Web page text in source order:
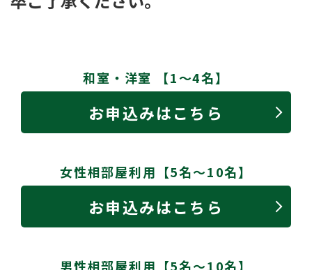
和室・洋室 【1～4名】
お申込みはこちら
女性相部屋利用【5名～10名】
お申込みはこちら
男性相部屋利用【5名～10名】